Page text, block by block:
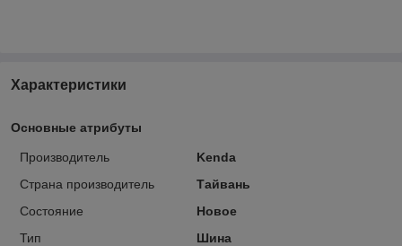
Характеристики
Основные атрибуты
Производитель
Kenda
Страна производитель
Тайвань
Состояние
Новое
Тип
Шина